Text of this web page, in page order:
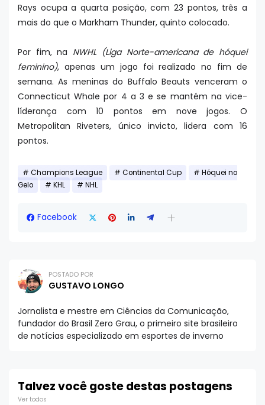
Rays ocupa a quarta posição, com 23 pontos, três a
mais do que o Markham Thunder, quinto colocado.
Por fim, na NWHL (Liga Norte-americana de hóquei
feminino), apenas um jogo foi realizado no fim de
semana. As meninas do Buffalo Beauts venceram o
Connecticut Whale por 4 a 3 e se mantém na vice-
líderança com 10 pontos em nove jogos. O
Metropolitan Riveters, único invicto, lidera com 16
pontos.
Champions League Continental Cup
Hóquei no
Gelo
KHL NHL
Facebook
POSTADO POR
GUSTAVO LONGO
Jornalista e mestre em Ciências da Comunicação,
fundador do Brasil Zero Grau, o primeiro site brasileiro
de notícias especializado em esportes de inverno
Talvez você goste destas postagens
Ver todos